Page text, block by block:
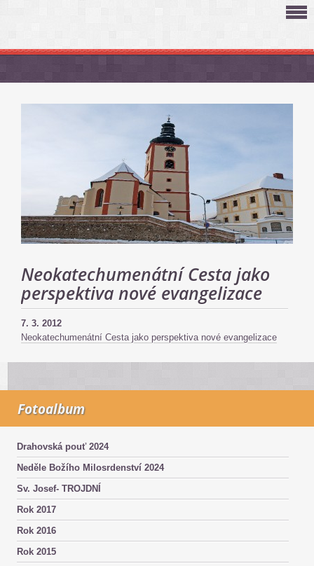
Neokatechumenátní Cesta jako
perspektiva nové evangelizace
7. 3. 2012
Neokatechumenátní Cesta jako perspektiva nové evangelizace
Fotoalbum
Drahovská pouť 2024
Neděle Božího Milosrdenství 2024
Sv. Josef- TROJDNÍ
Rok 2017
Rok 2016
Rok 2015